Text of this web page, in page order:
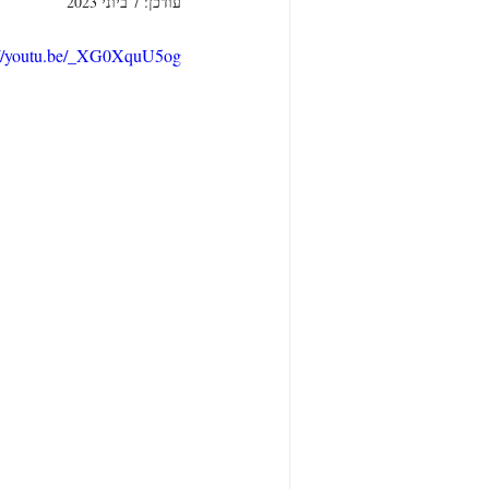
youtu.be/_XG0XquU5og